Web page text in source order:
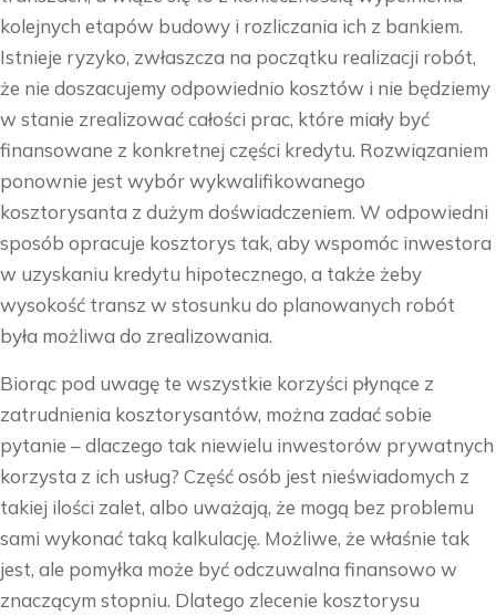
kolejnych etapów budowy i rozliczania ich z bankiem.
Istnieje ryzyko, zwłaszcza na początku realizacji robót,
że nie doszacujemy odpowiednio kosztów i nie będziemy
w stanie zrealizować całości prac, które miały być
finansowane z konkretnej części kredytu. Rozwiązaniem
ponownie jest wybór wykwalifikowanego
kosztorysanta z dużym doświadczeniem. W odpowiedni
sposób opracuje kosztorys tak, aby wspomóc inwestora
w uzyskaniu kredytu hipotecznego, a także żeby
wysokość transz w stosunku do planowanych robót
była możliwa do zrealizowania.
Biorąc pod uwagę te wszystkie korzyści płynące z
zatrudnienia kosztorysantów, można zadać sobie
pytanie – dlaczego tak niewielu inwestorów prywatnych
korzysta z ich usług? Część osób jest nieświadomych z
takiej ilości zalet, albo uważają, że mogą bez problemu
sami wykonać taką kalkulację. Możliwe, że właśnie tak
jest, ale pomyłka może być odczuwalna finansowo w
znaczącym stopniu. Dlatego zlecenie kosztorysu